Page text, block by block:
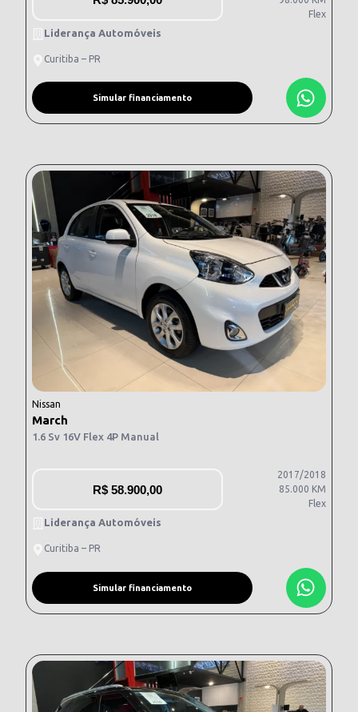
Flex
Liderança Automóveis
Curitiba – PR
Simular financiamento
Nissan
March
1.6 Sv 16V Flex 4P Manual
R$ 58.900,00
2017/2018
85.000 KM
Flex
Liderança Automóveis
Curitiba – PR
Simular financiamento